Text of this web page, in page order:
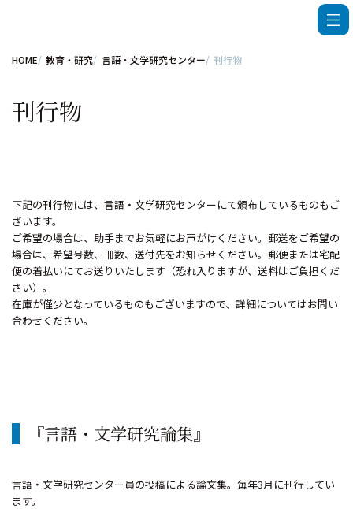
HOME 教育・研究 言語・文学研究センター 刊行物
刊行物
下記の刊行物には、言語・文学研究センターにて頒布しているものもご
ざいます。
ご希望の場合は、助手までお気軽にお声がけください。郵送をご希望の
場合は、希望号数、冊数、送付先をお知らせください。郵便または宅配
便の着払いにてお送りいたします（恐れ入りますが、送料はご負担くだ
さい）。
在庫が僅少となっているものもございますので、詳細についてはお問い
合わせください。
『言語・文学研究論集』
言語・文学研究センター員の投稿による論文集。毎年3月に刊行してい
ます。